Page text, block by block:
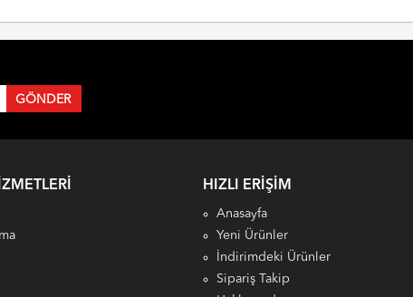
HIZLI ERIŞIM
Anasayfa
Yeni Ürünler
İndirimdeki Ürünler
Sipariş Takip